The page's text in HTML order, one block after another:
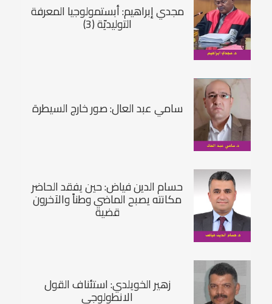
مجدي إبراهيم: أبستمولوجيا المعرفة
التوليديّة (3)
سامي عبد العال: صور خارج السيطرة
حسام الدين فياض: حين يفقد الحاضر
مكانته يصبح الماضي وطناً والآخرون
قضية
زهير الخويلدي: استئناف القول
الانطولوجي